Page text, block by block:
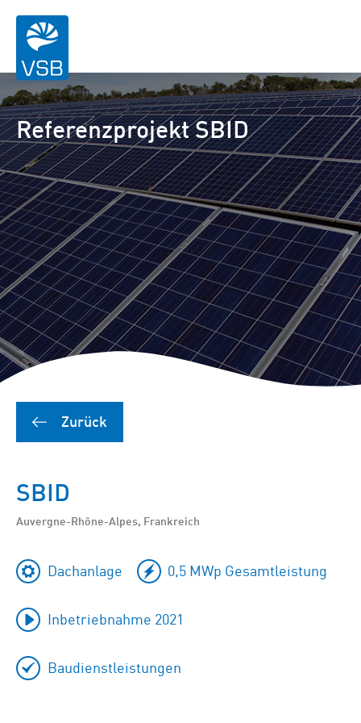
Referenzprojekt SBID
Zurück
SBID
Auvergne-Rhône-Alpes, Frankreich
Dachanlage 0,5 MWp Gesamtleistung
Inbetriebnahme 2021
Baudienstleistungen